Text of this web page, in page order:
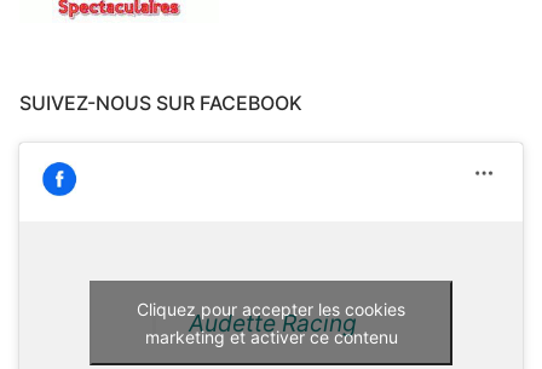
SUIVEZ-NOUS SUR FACEBOOK
Audette Racing
Cliquez pour accepter les cookies
marketing et activer ce contenu